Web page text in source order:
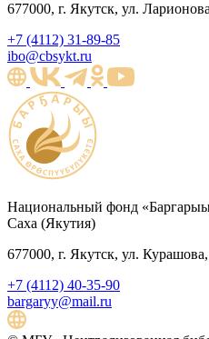
677000, г. Якутск, ул.
+7 (4112) 31-89-85
ibo@cbsykt.ru
Национальный фонд
Саха (Якутия)
677000, г. Якутск, ул.
+7 (4112) 40-35-90
bargaryy@mail.ru